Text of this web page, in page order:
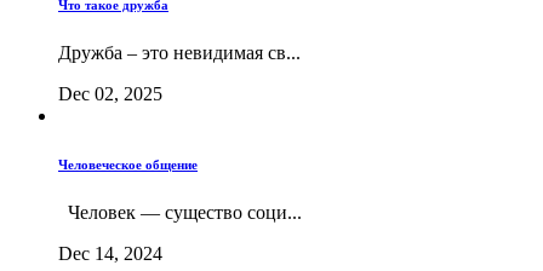
Что такое дружба
Дружба – это невидимая св...
Dec 02, 2025
Человеческое общение
Человек — существо соци...
Dec 14, 2024